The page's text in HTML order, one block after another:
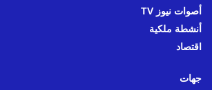
أصوات نيوز TV
أنشطة ملكية
اقتصاد
جهات